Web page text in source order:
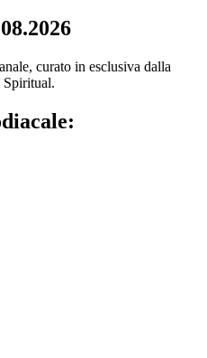
curato in esclusiva dalla
Spiritual.